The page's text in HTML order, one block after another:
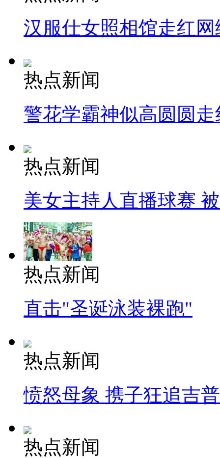
汉服仕女照相馆走红网
热点新闻
警花学霸神似高圆圆走
热点新闻
美女主持人直播球赛
热点新闻
直击"圣诞泳装裸跑"
热点新闻
愤怒母象 携子狂追吉
热点新闻